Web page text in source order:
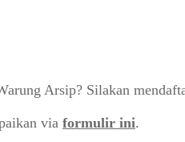
Arsip? Silakan
via formulir ini.